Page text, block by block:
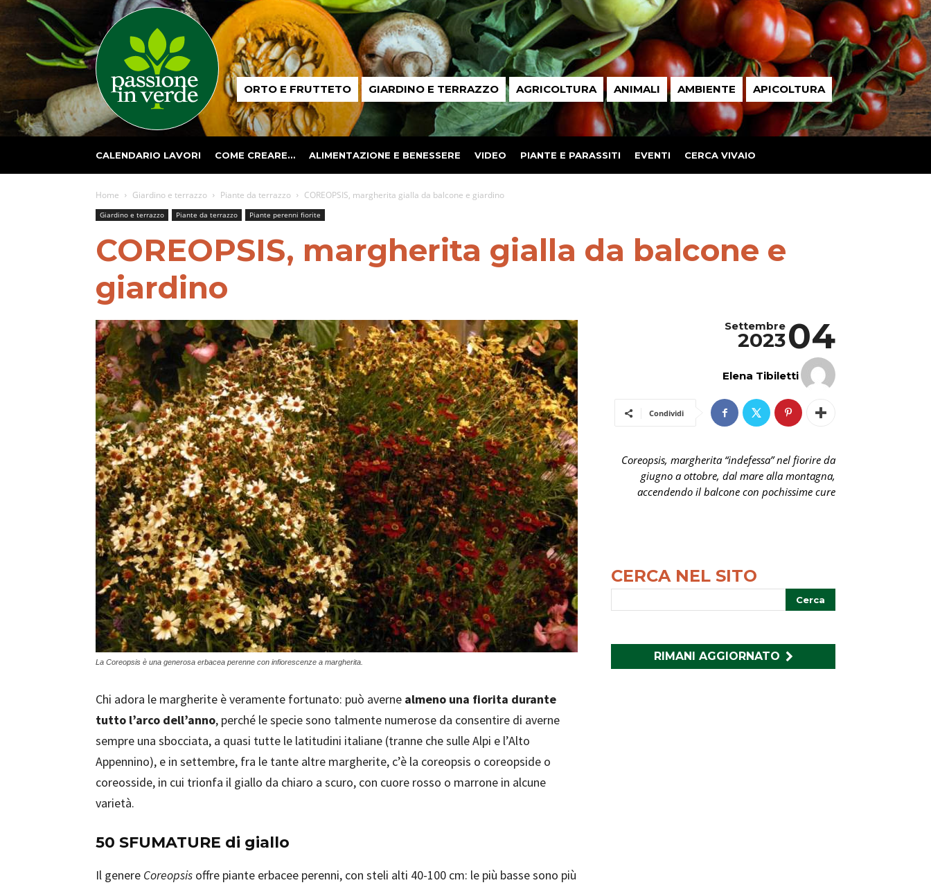
Passione
in ORTO E FRUTTETO GIARDINO E TERRAZZO AGRICOLTURA ANIMALI AMBIENTE APICOLTURA
CALENDARIO LAVORI COME CREARE… ALIMENTAZIONE E BENESSERE VIDEO PIANTE E PARASSITI EVENTI CERCA VIVAIO
Home Giardino e terrazzo Piante da terrazzo COREOPSIS, margherita gialla da balcone e giardino
Giardino e terrazzo Piante da terrazzo Piante perenni fiorite
COREOPSIS, margherita gialla da balcone e
giardino
La Coreopsis è una generosa erbacea perenne con infiorescenze a margherita.
Chi adora le margherite è veramente fortunato: può averne almeno una fiorita durante
tutto l’arco dell’anno, perché le specie sono talmente numerose da consentire di averne
sempre una sbocciata, a quasi tutte le latitudini italiane (tranne che sulle Alpi e l’Alto
Appennino), e in settembre, fra le tante altre margherite, c’è la coreopsis o coreopside o
coreosside, in cui trionfa il giallo da chiaro a scuro, con cuore rosso o marrone in alcune
varietà.
50 SFUMATURE di giallo
Il genere Coreopsis offre piante erbacee perenni, con steli alti 40-100 cm: le più basse sono più
04
Settembre
2023
Elena Tibiletti
Condividi
Coreopsis, margherita “indefessa” nel fiorire da
giugno a ottobre, dal mare alla montagna,
accendendo il balcone con pochissime cure
CERCA NEL SITO
RIMANI AGGIORNATO